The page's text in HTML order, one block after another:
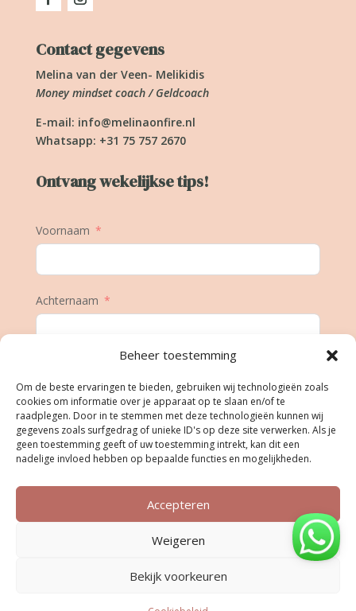
Beheer toestemming
Om de beste ervaringen te bieden, gebruiken wij technologieën zoals
cookies om informatie over je apparaat op te slaan en/of te
raadplegen. Door in te stemmen met deze technologieën kunnen wij
gegevens zoals surfgedrag of unieke ID's op deze site verwerken. Als je
geen toestemming geeft of uw toestemming intrekt, kan dit een
nadelige invloed hebben op bepaalde functies en mogelijkheden.
Accepteren
Weigeren
Bekijk voorkeuren
Contact gegevens
Melina van der Veen- Melikidis
Money mindset coach / Geldcoach
E-mail: info@melinaonfire.nl
Whatsapp: +31 75 757 2670
Ontvang wekelijkse tips!
Voornaam
Achternaam
Geboortedatum
Inschrijven